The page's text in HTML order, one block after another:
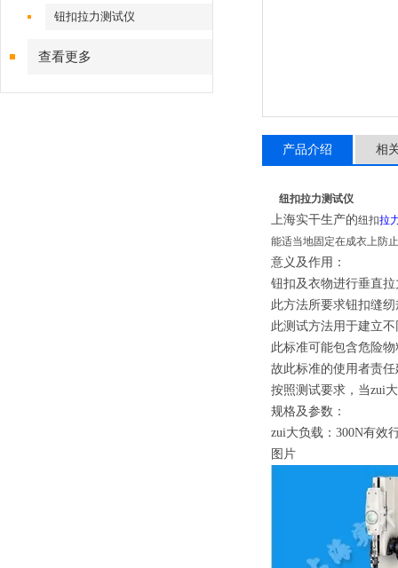
试验机
钮扣拉力测试仪
查看更多
产品介绍 相
纽扣拉力测试仪
上海实干生产的纽扣拉
能适当地固定在成衣上防
意义及作用：
钮扣及衣物进行垂直
此方法所要求钮扣缝
此测试方法用于建立
此标准可能包含危险
故此标准的使用者责
按照测试要求，当zui
规格及参数：
zui大负载：300N有效
图片